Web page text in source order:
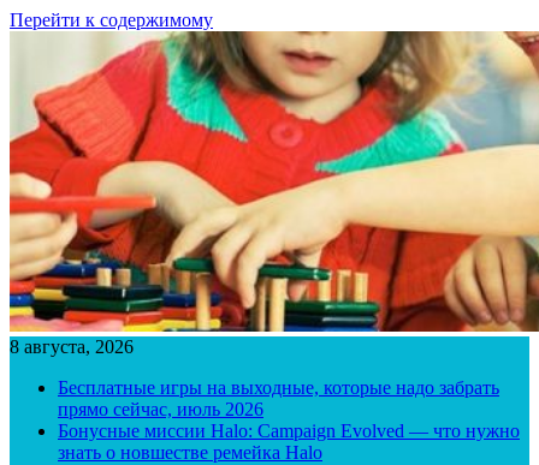
Перейти к содержимому
8 августа, 2026
Бесплатные игры на выходные, которые надо забрать
прямо сейчас, июль 2026
Бонусные миссии Halo: Campaign Evolved — что нужно
знать о новшестве ремейка Halo